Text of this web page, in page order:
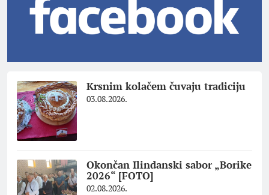
Krsnim kolačem čuvaju tradiciju
03.08.2026.
Okončan Ilindanski sabor „Borike
2026“ [FOTO]
02.08.2026.